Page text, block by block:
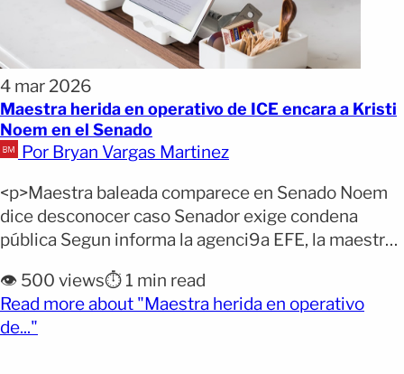
4 mar 2026
Maestra herida en operativo de ICE encara a Kristi
Noem en el Senado
Por Bryan Vargas Martinez
<p>Maestra baleada comparece en Senado Noem
dice desconocer caso Senador exige condena
pública Segun informa la agenci9a EFE, la maestra
ocurrido durante un operativo migratorio en
Chicago, se presentó este martes en una audiencia
del Senado de Estados Unidos. Martínez recibió
👁️ 500 views⏱️ 1 min read
Read more about "Maestra herida en operativo
de..."